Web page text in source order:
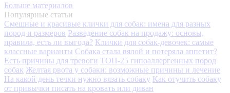
Больше материалов
Популярные статьи
Смешные и красивые клички для собак: имена для разных
пород и размеров Разведение собак на продажу: основы,
правила, есть ли выгода? Клички для собак-девочек: самые
классные варианты Собака стала вялой и потеряла аппетит?
Есть причины для тревоги ТОП-25 гипоаллергенных пород
собак Желтая рвота у собаки: возможные причины и лечение
На какой день течки нужно вязать собаку Как отучить собаку
от привычки писать на кровать или диван